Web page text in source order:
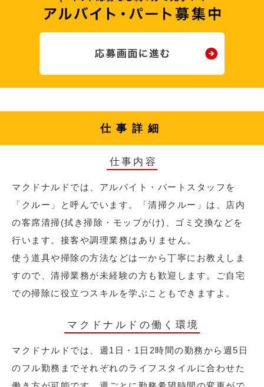
仕事詳細
仕事内容
マクドナルドでは、アルバイト・パートスタッフを
「クルー」と呼んでいます。「清掃クルー」は、店内
の客席清掃(拭き掃除・モップがけ)、ゴミ交換などを
行います。接客や調理業務はありません。
使う道具や掃除の方法などは一から丁寧にお教えしま
すので、清掃業務が未経験の方も歓迎します。ご自宅
での掃除に役立つスキルを学ぶこともできますよ。
マクドナルドの働く環境
マクドナルドでは、週1日・1日2時間の勤務から週5日
のフル勤務までそれぞれのライフスタイルに合わせた